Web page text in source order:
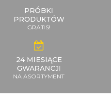
PRÓBKI
PRODUKTÓW
GRATIS!
24 MIESIĄCE
GWARANCJI
NA ASORTYMENT